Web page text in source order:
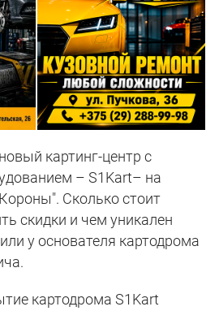
картинг-центр с
– S1Kart– на
Сколько стоит
скидки и чем уникален
у основателя картодрома
картодрома S1Kart